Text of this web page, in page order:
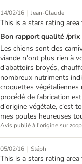
14/02/16 | Jean-Claude
This is a stars rating
Bon rapport qualité /prix
Les chiens sont des
viande n'ont plus rien à
d'abattoirs broyés,
nombreux nutriments
croquettes
procédé de fabrication
d'origine végétale, c'est
mes poules heureuses
Avis publié à l'origine sur
05/02/16 | Stéph
This is a stars rating